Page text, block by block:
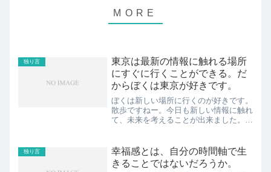
独り言
東京は最新の情報に触れる場所
にすぐに行くことができる。だ
からぼくは東京が好きです。
ぼくは新しい場所に行くのが好きです。
散歩ですねー。今日も新しい情報に触れ
て、未来を考えることが出来ました。最
は最新の情報に触れる場所にすぐに行く
ことができる。だからぼく...
独り言
幸福感とは、自分の時間軸で生
きることではないだろうか。